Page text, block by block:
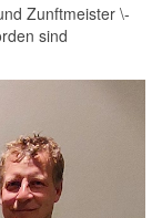
Zunftmeister \-
sind